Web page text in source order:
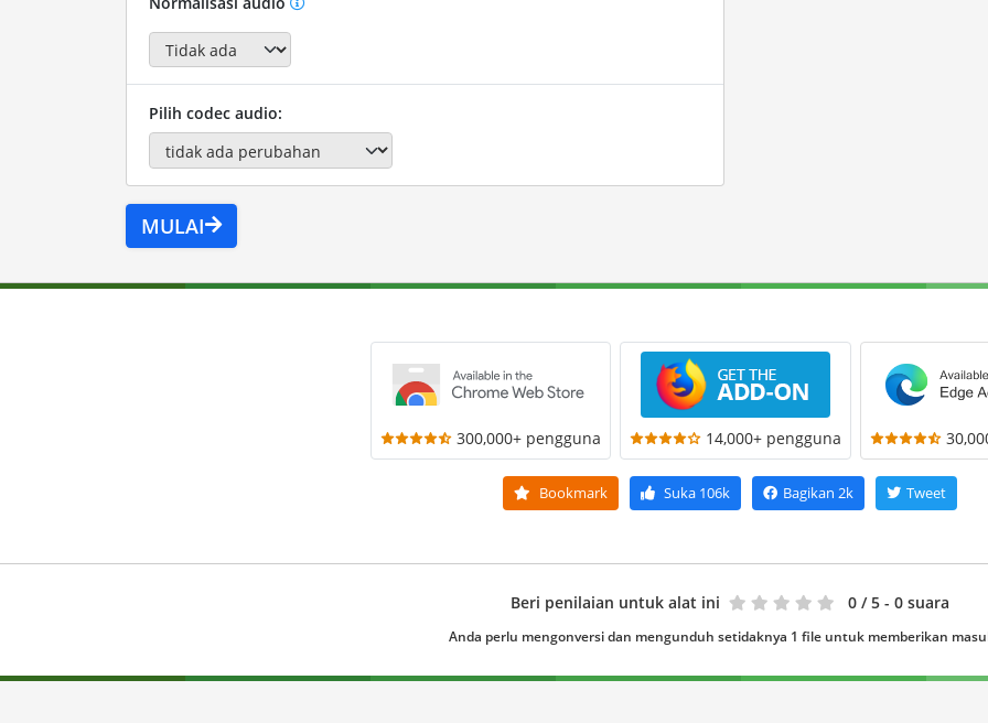
Pilih codec audio:
MULAI
300,000+ pengguna 14,000+ pengguna
Bookmark Suka 106k Bagikan 2k Tweet
Beri penilaian untuk alat ini 0 / 5 - 0 suara
Anda perlu mengonversi dan mengunduh setidaknya 1 file untuk memberikan